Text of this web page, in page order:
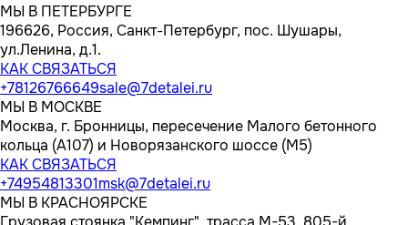
МЫ В ПЕТЕРБУРГЕ
196626, Россия, Санкт-Петербург, пос. Шушары,
ул.Ленина, д.1.
КАК СВЯЗАТЬСЯ
+78126766649sale@7detalei.ru
МЫ В МОСКВЕ
Москва, г. Бронницы, пересечение Малого бетонного
кольца (А107) и Новорязанского шоссе (М5)
КАК СВЯЗАТЬСЯ
+74954813301msk@7detalei.ru
МЫ В КРАСНОЯРСКЕ